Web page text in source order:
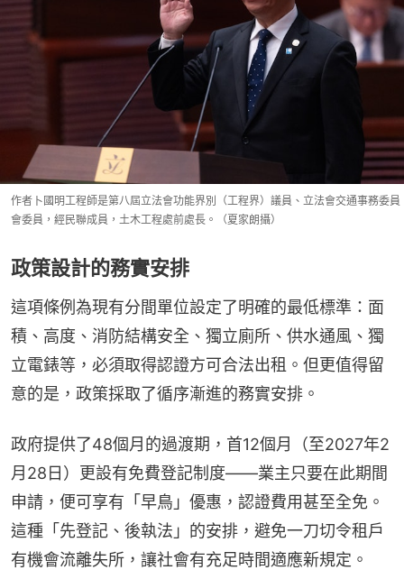
作者卜國明工程師是第八屆立法會功能界別（工程界）議員、立法會交通事務委員
會委員，經民聯成員，土木工程處前處長。（夏家朗攝）
政策設計的務實安排
這項條例為現有分間單位設定了明確的最低標準：面
積、高度、消防結構安全、獨立廁所、供水通風、獨
立電錶等，必須取得認證方可合法出租。但更值得留
意的是，政策採取了循序漸進的務實安排。
政府提供了48個月的過渡期，首12個月（至2027年2
月28日）更設有免費登記制度——業主只要在此期間
申請，便可享有「早鳥」優惠，認證費用甚至全免。
這種「先登記、後執法」的安排，避免一刀切令租戶
有機會流離失所，讓社會有充足時間適應新規定。